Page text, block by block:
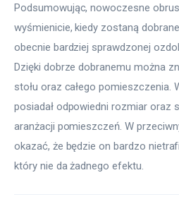
Podsumowując, nowoczesne
wyśmienicie, kiedy zostaną
obecnie bardziej sprawdzonej
Dzięki dobrze dobranemu można
stołu oraz całego pomieszczenia.
posiadał odpowiedni rozmiar oraz
aranżacji pomieszczeń. W
okazać, że będzie on bardzo
który nie da żadnego efektu.